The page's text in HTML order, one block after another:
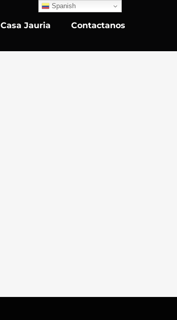
Casa Jauria Contactanos
Spanish